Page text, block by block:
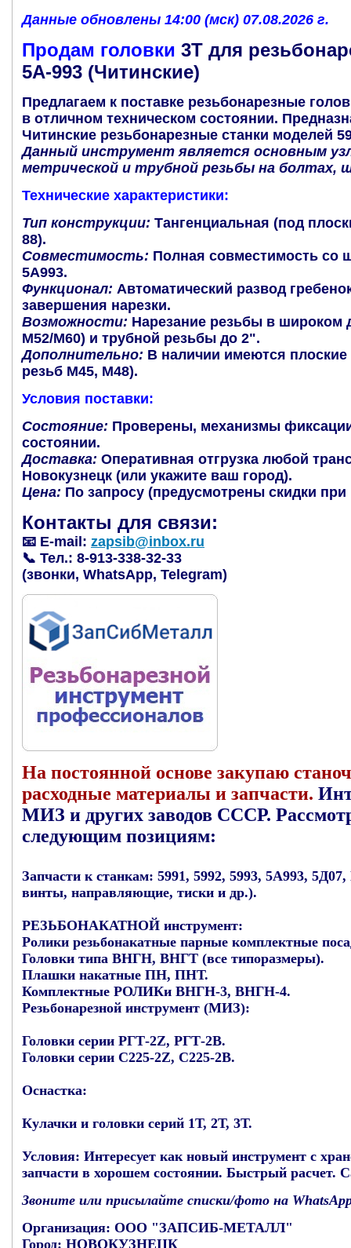
Данные обновлены 14:00 (мск) 07.08.2026 г.
Продам головки 3Т для
5А-993 (Читинские)
Предлагаем к поставке резьбонарезные
в отличном техническом состоянии.
Читинские резьбонарезные станки моделей
Данный инструмент является основным
метрической и трубной резьбы на болтах,
Технические характеристики:
Тип конструкции: Тангенциальная (под
88).
Совместимость: Полная совместимость со
5А993.
Функционал: Автоматический развод
завершения нарезки.
Возможности: Нарезание резьбы в широком
М52/М60) и трубной резьбы до 2".
Дополнительно: В наличии имеются
резьб М45, М48).
Условия поставки:
Состояние: Проверены, механизмы
состоянии.
Доставка: Оперативная отгрузка любой
Новокузнецк (или укажите ваш город).
Цена: По запросу (предусмотрены скидки при
Контакты для связи:
📧 E-mail: zapsib@inbox.ru
📞 Тел.: 8-913-338-32-33
(звонки, WhatsApp, Telegram)
На постоянной основе закупаю
расходные материалы и запчасти.
МИЗ и других заводов СССР.
следующим позициям:
Запчасти к станкам: 5991, 5992, 5993, 5А993,
винты, направляющие, тиски и др.).
РЕЗЬБОНАКАТНОЙ инструмент:
Ролики резьбонакатные парные комплектные
Головки типа ВНГН, ВНГТ (все типоразмеры).
Плашки накатные ПН, ПНТ.
Комплектные РОЛИКи ВНГН-3, ВНГН-4.
Резьбонарезной инструмент (МИЗ):
Головки серии РГТ-2Z, РГТ-2В.
Головки серии С225-2Z, С225-2В.
Оснастка:
Кулачки и головки серий 1Т, 2Т, 3Т.
Условия: Интересует как новый инструмент с
запчасти в хорошем состоянии. Быстрый
Звоните или присылайте списки/фото на
Организация: ООО "ЗАПСИБ-МЕТАЛЛ"
Город: НОВОКУЗНЕЦК